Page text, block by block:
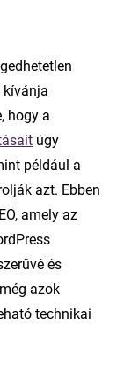
kívánja
hogy a
úgy
például a
azt. Ebben
amely az
és
azok
technikai